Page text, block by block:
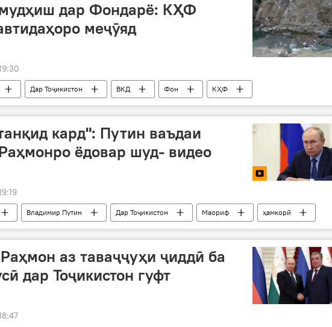
дар Фондарё: КҲФ
меҷӯяд
Дар Тоҷикистон ВКД Фон КҲФ
кард": Путин ваъдаи
ёдовар шуд- видео
Владимир Путин Дар Тоҷикистон Маориф
ҳамкорӣ
аз таваҷҷуҳи ҷиддӣ ба
дар Тоҷикистон гуфт